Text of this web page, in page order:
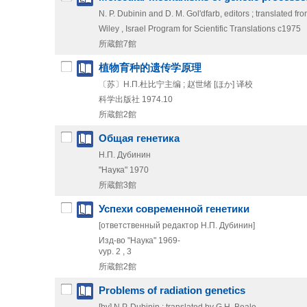
N. P. Dubinin and D. M. Golʹdfarb, editors ; translated
Wiley , Israel Program for Scientific Translations c1975
所蔵館7館
植物育种的遗传学原理
〔苏〕Н.П.杜比宁主编 ; 赵世绪 [ほか] 译校
科学出版社 1974.10
所蔵館2館
Общая генетика
Н.П. Дубинин
"Наука" 1970
所蔵館3館
Успехи современной генетики
[ответственный редактор Н.П. Дубинин]
Изд-во "Наука" 1969-
vyp. 2 , 3
所蔵館2館
Problems of radiation genetics